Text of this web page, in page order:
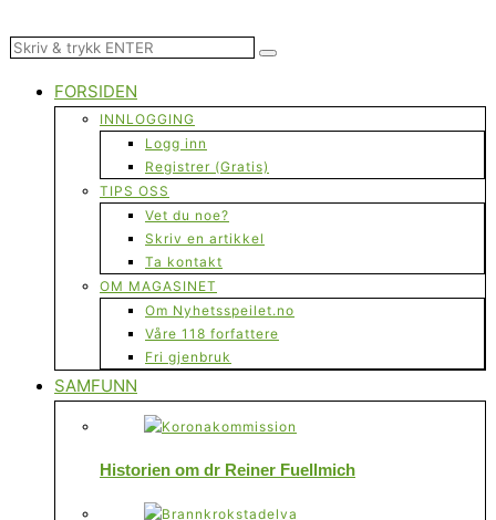
FORSIDEN
INNLOGGING
Logg inn
Registrer (Gratis)
TIPS OSS
Vet du noe?
Skriv en artikkel
Ta kontakt
OM MAGASINET
Om Nyhetsspeilet.no
Våre 118 forfattere
Fri gjenbruk
SAMFUNN
Historien om dr Reiner Fuellmich